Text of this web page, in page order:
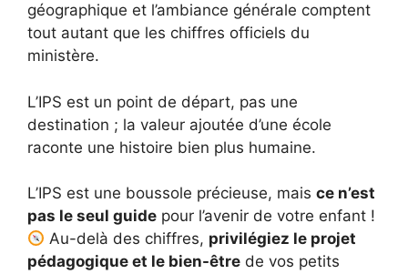
géographique et l’ambiance générale comptent
tout autant que les chiffres officiels du
ministère.
L’IPS est un point de départ, pas une
destination ; la valeur ajoutée d’une école
raconte une histoire bien plus humaine.
L’IPS est une boussole précieuse, mais ce n’est
pas le seul guide pour l’avenir de votre enfant !
Au-delà des chiffres, privilégiez le projet
pédagogique et le bien-être de vos petits